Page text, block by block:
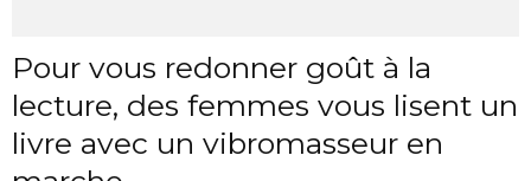
Pour vous redonner goût à la
lecture, des femmes vous lisent un
livre avec un vibromasseur en